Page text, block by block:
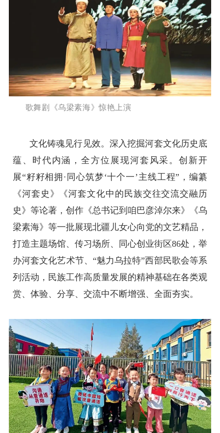
歌舞剧《乌梁素海》惊艳上演
文化铸魂见行见效。深入挖掘河套文化历史底
蕴、时代内涵，全方位展现河套风采。创新开
展“籽籽相拥·同心筑梦‘十个一’主线工程”，编纂
《河套史》《河套文化中的民族交往交流交融历
史》等论著，创作《总书记到咱巴彦淖尔来》《乌
梁素海》等一批展现北疆儿女心向党的文艺精品，
打造主题场馆、传习场所、同心创业街区86处，举
办河套文化艺术节、“魅力乌拉特”西部民歌会等系
列活动，民族工作高质量发展的精神基础在各类观
赏、体验、分享、交流中不断增强、全面夯实。